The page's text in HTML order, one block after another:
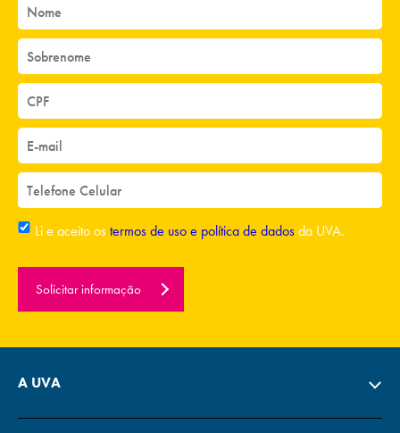
Li e aceito ostermos de uso e política de dadosda UVA.
Solicitar informação
A UVA